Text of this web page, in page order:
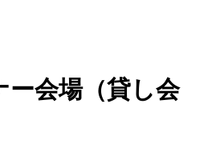
会場（貸し会